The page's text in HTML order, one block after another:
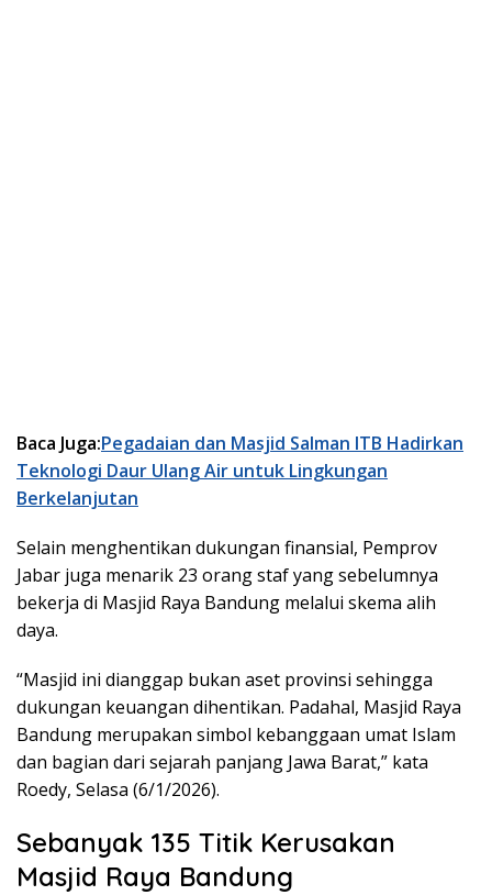
Baca Juga:Pegadaian dan Masjid Salman ITB Hadirkan
Teknologi Daur Ulang Air untuk Lingkungan
Berkelanjutan
Selain menghentikan dukungan finansial, Pemprov
Jabar juga menarik 23 orang staf yang sebelumnya
bekerja di Masjid Raya Bandung melalui skema alih
daya.
“Masjid ini dianggap bukan aset provinsi sehingga
dukungan keuangan dihentikan. Padahal, Masjid Raya
Bandung merupakan simbol kebanggaan umat Islam
dan bagian dari sejarah panjang Jawa Barat,” kata
Roedy, Selasa (6/1/2026).
Sebanyak 135 Titik Kerusakan
Masjid Raya Bandung